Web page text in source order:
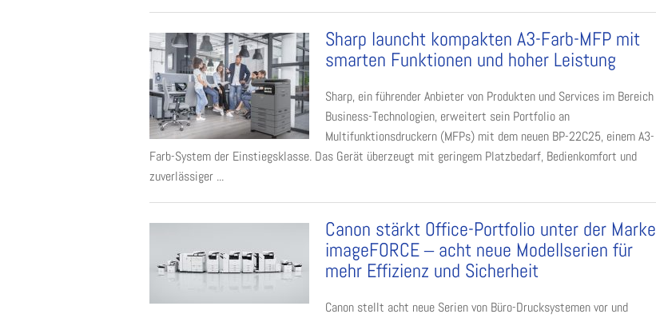
Sharp launcht kompakten A3-Farb-MFP mit
smarten Funktionen und hoher Leistung
Sharp, ein führender Anbieter von Produkten und Services im Bereich
Business-Technologien, erweitert sein Portfolio an
Multifunktionsdruckern (MFPs) mit dem neuen BP-22C25, einem A3-
Farb-System der Einstiegsklasse. Das Gerät überzeugt mit geringem Platzbedarf, Bedienkomfort und
zuverlässiger ...
Canon stärkt Office-Portfolio unter der Marke
imageFORCE ‒ acht neue Modellserien für
mehr Effizienz und Sicherheit
Canon stellt acht neue Serien von Büro-Drucksystemen vor und